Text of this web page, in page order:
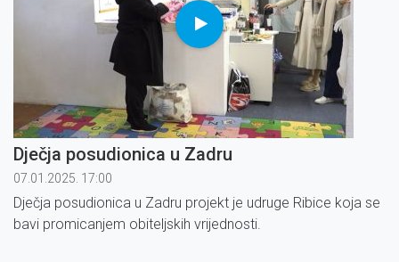
Dječja posudionica u Zadru
07.01.2025. 17:00
Dječja posudionica u Zadru projekt je udruge Ribice koja se
bavi promicanjem obiteljskih vrijednosti.